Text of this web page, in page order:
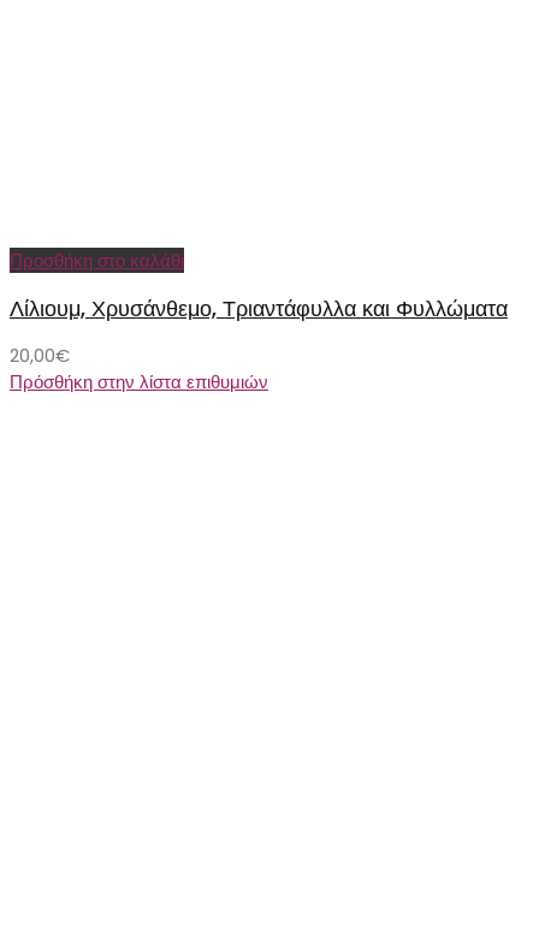
Προσθήκη στο καλάθι
Λίλιουμ, Χρυσάνθεμο, Τριαντάφυλλα και Φυλλώματα
20,00€
Πρόσθήκη στην λίστα επιθυμιών